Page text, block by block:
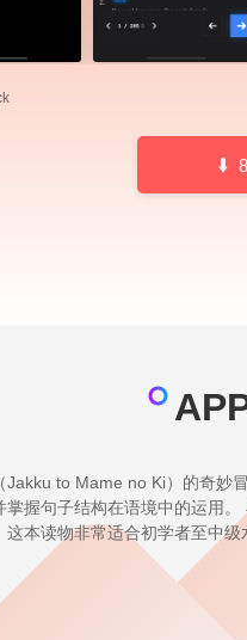
Jakku to Mame no Ki）的奇妙
掌握句子结构在语境中的运用
这本读物非常适合初学者至中